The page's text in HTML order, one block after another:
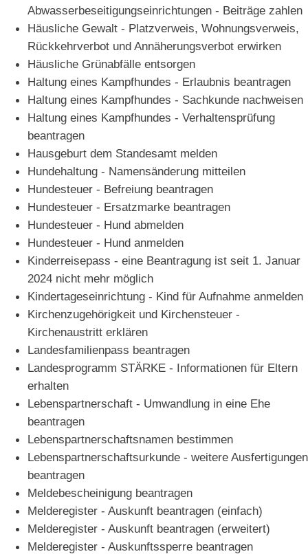
Abwasserbeseitigungseinrichtungen - Beiträge zahlen
Häusliche Gewalt - Platzverweis, Wohnungsverweis,
Rückkehrverbot und Annäherungsverbot erwirken
Häusliche Grünabfälle entsorgen
Haltung eines Kampfhundes - Erlaubnis beantragen
Haltung eines Kampfhundes - Sachkunde nachweisen
Haltung eines Kampfhundes - Verhaltensprüfung
beantragen
Hausgeburt dem Standesamt melden
Hundehaltung - Namensänderung mitteilen
Hundesteuer - Befreiung beantragen
Hundesteuer - Ersatzmarke beantragen
Hundesteuer - Hund abmelden
Hundesteuer - Hund anmelden
Kinderreisepass - eine Beantragung ist seit 1. Januar
2024 nicht mehr möglich
Kindertageseinrichtung - Kind für Aufnahme anmelden
Kirchenzugehörigkeit und Kirchensteuer -
Kirchenaustritt erklären
Landesfamilienpass beantragen
Landesprogramm STÄRKE - Informationen für Eltern
erhalten
Lebenspartnerschaft - Umwandlung in eine Ehe
beantragen
Lebenspartnerschaftsnamen bestimmen
Lebenspartnerschaftsurkunde - weitere Ausfertigungen
beantragen
Meldebescheinigung beantragen
Melderegister - Auskunft beantragen (einfach)
Melderegister - Auskunft beantragen (erweitert)
Melderegister - Auskunftssperre beantragen